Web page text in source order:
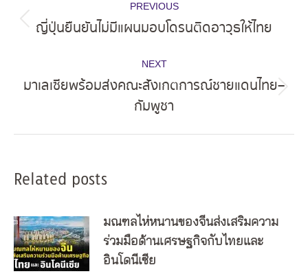
navigation
PREVIOUS
Previous
ญี่ปุ่นยืนยันไม่มีแผนมอบโดรนติดอาวุธให้ไทย
NEXT
post:
มาเลเซียพร้อมส่งคณะสังเกตการณ์ชายแดนไทย–
กัมพูชา
Related posts
มณฑลไห่หนานของจีนส่งเสริมความ
ร่วมมือด้านเศรษฐกิจกับไทยและ
อินโดนีเซีย